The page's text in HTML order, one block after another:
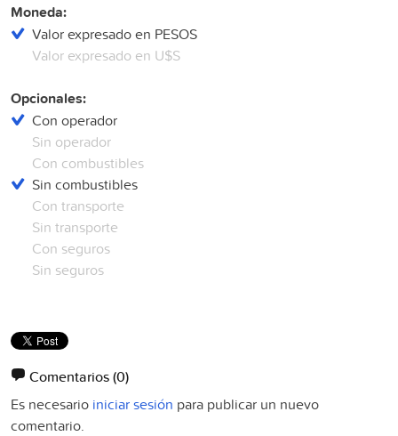
Moneda:
Valor expresado en PESOS
Valor expresado en U$S
Opcionales:
Con operador
Sin operador
Con combustibles
Sin combustibles
Con transporte
Sin transporte
Con seguros
Sin seguros
Comentarios(0)
Es necesario iniciar sesión para publicar un nuevo
comentario.